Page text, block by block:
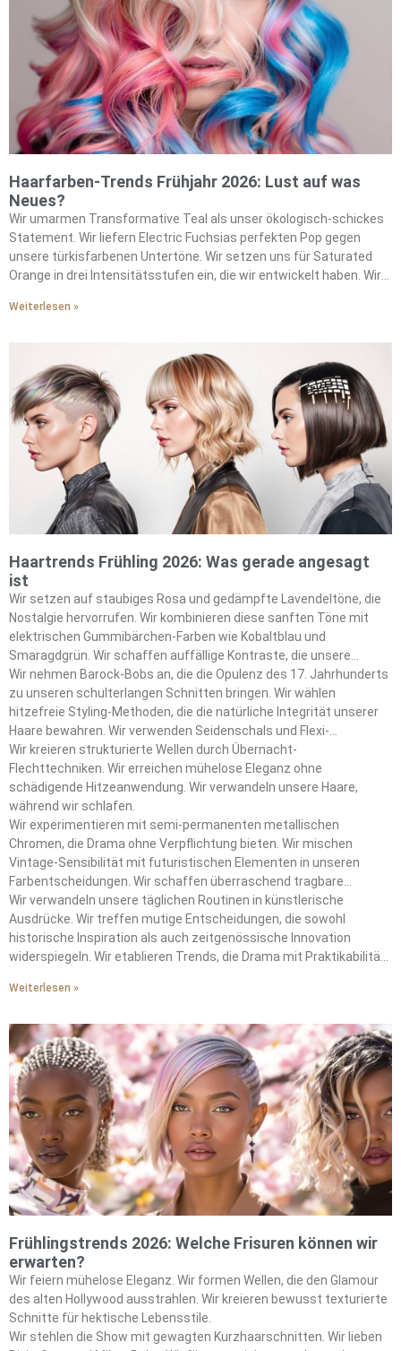
Farbveränderungen. Wir stärken unsere Strähnen durch
Tiefenpflegebehandlungen. Wir bekämpfen Frizz mit ölbasierten
Schutzbarrieren. Wir erhalten die Haargesundheit durch
konsequente feuchtigkeitsbewahrende Praktiken.
Haarfarben-Trends Frühjahr 2026: Lust auf was
Neues?
Wir umarmen Transformative Teal als unser ökologisch-schickes
Statement. Wir liefern Electric Fuchsias perfekten Pop gegen
unsere türkisfarbenen Untertöne. Wir setzen uns für Saturated
Orange in drei Intensitätsstufen ein, die wir entwickelt haben. Wir
Formulierungen. Wir inspirieren Vintage-Ästhetik mit unseren
unsere futuristischen Metallics voran. Wir drücken chromatischen
Optimismus in unseren Farbpaletten aus. Wir verbinden uns durch
warme Töne, die wir perfektioniert haben. Wir mischen sanfte
Brauntöne mit unseren charakteristischen Techniken. Wir
integrieren gedämpfte Pinktöne in unsere saisonalen Angebote.
Wir entwickeln nachhaltige Formulierungen für unsere bewussten
Kunden. Wir setzen strategische Peekaboo-Highlights, die wir
gemeistert haben. Wir machen Experimentieren durch unsere
Methoden zugänglich. Wir verwandeln bindungsscheue Coloristen
mit unseren Ansätzen. Wir führen die Bewegung jenseits
vorhersehbarer Highlights an.
Weiterlesen »
Haartrends Frühling 2026: Was gerade angesagt
ist
Wir setzen auf staubiges Rosa und gedämpfte Lavendeltöne, die
Nostalgie hervorrufen. Wir kombinieren diese sanften Töne mit
elektrischen Gummibärchen-Farben wie Kobaltblau und
Smaragdgrün. Wir schaffen auffällige Kontraste, die unsere
Frühlings-Ästhetik definieren.
Wir nehmen Barock-Bobs an, die die Opulenz des 17. Jahrhunderts
zu unseren schulterlangen Schnitten bringen. Wir wählen
hitzefreie Styling-Methoden, die die natürliche Integrität unserer
Haare bewahren. Wir verwenden Seidenschals und Flexi-
Lockenwickler als unsere wichtigsten Styling-Tools.
Wir kreieren strukturierte Wellen durch Übernacht-
Flechttechniken. Wir erreichen mühelose Eleganz ohne
schädigende Hitzeanwendung. Wir verwandeln unsere Haare,
während wir schlafen.
Wir experimentieren mit semi-permanenten metallischen
Chromen, die Drama ohne Verpflichtung bieten. Wir mischen
Vintage-Sensibilität mit futuristischen Elementen in unseren
Farbentscheidungen. Wir schaffen überraschend tragbare
Statement-Looks.
Wir verwandeln unsere täglichen Routinen in künstlerische
Ausdrücke. Wir treffen mutige Entscheidungen, die sowohl
historische Inspiration als auch zeitgenössische Innovation
widerspiegeln. Wir etablieren Trends, die Drama mit Praktikabilität
Weiterlesen »
Frühlingstrends 2026: Welche Frisuren können wir
erwarten?
Wir feiern mühelose Eleganz. Wir formen Wellen, die den Glamour
des alten Hollywood ausstrahlen. Wir kreieren bewusst texturierte
Schnitte für hektische Lebensstile.
Wir stehlen die Show mit gewagten Kurzhaarschnitten. Wir lieben